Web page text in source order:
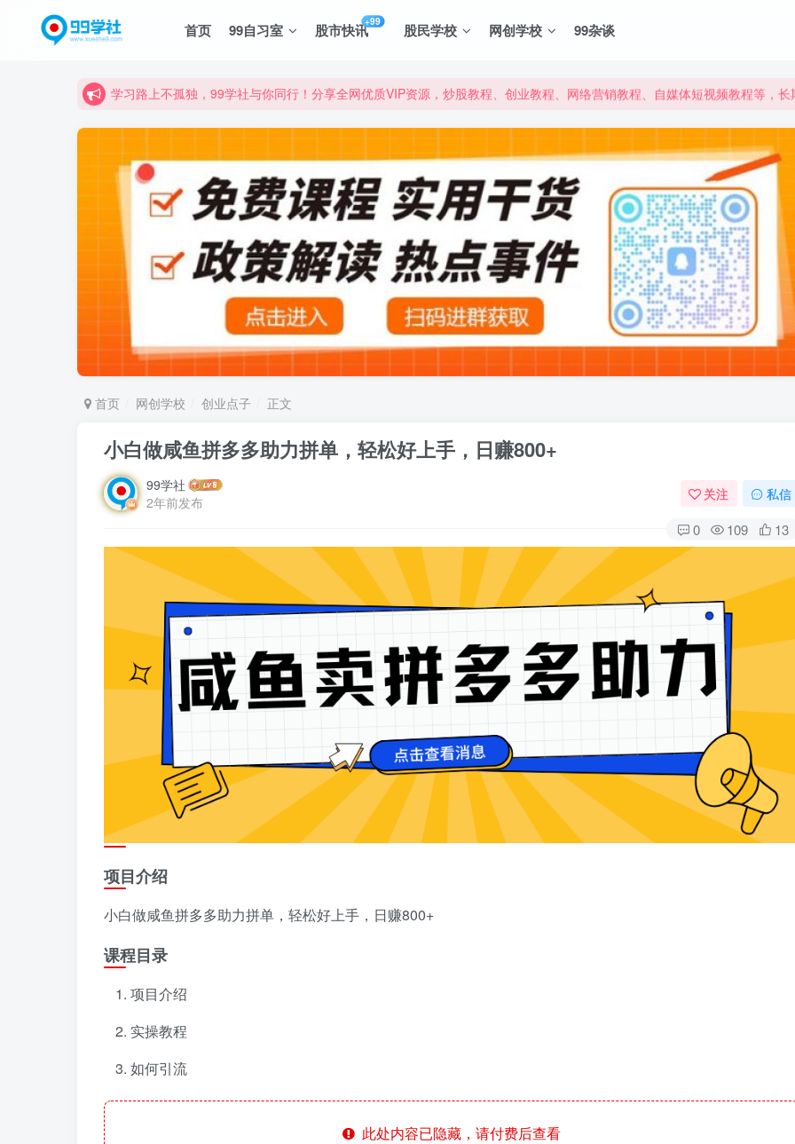
首页 99自习室 股市快讯+99 股民学校 网创学校 99杂谈
学习路上不孤独，99学社与你同行！分享全网优质VIP资源，炒股教程、创业教程、网络营销教程、自媒体短视频教程等，长
学习路上不孤独，99学社与你同行！分享全网优质VIP资源，炒股教程、创业教程、网络营销教程、自媒体短视频教程等，长
首页 网创学校 创业点子 正文
小白做咸鱼拼多多助力拼单，轻松好上手，日赚800+
99学社
2年前发布
关注 私信
0 109 13
项目介绍
小白做咸鱼拼多多助力拼单，轻松好上手，日赚800+
课程目录
项目介绍
实操教程
如何引流
此处内容已隐藏，请付费后查看